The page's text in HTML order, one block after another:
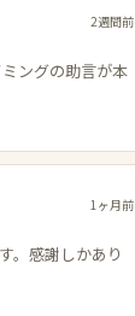
2週間前
ングの助言が本
1ヶ月前
。感謝しかあり